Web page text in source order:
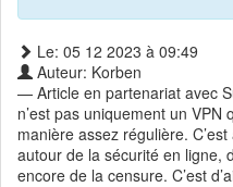
Le: 05 12 2023 à 09:49
Auteur: Korben
— Article en partenariat avec
n’est pas uniquement un VPN
manière assez régulière.
autour de la sécurité en ligne,
encore de la censure. C’est